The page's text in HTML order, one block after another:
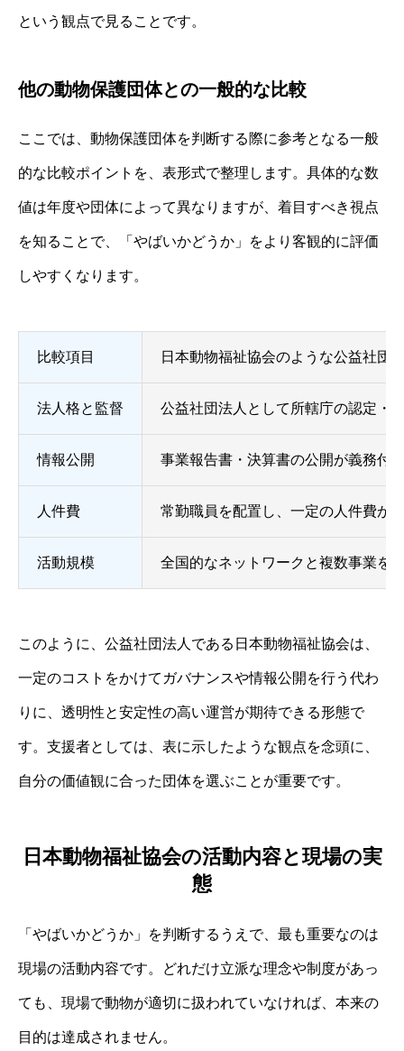
という観点で見ることです。
他の動物保護団体との一般的な比較
ここでは、動物保護団体を判断する際に参考となる一般
的な比較ポイントを、表形式で整理します。具体的な数
値は年度や団体によって異なりますが、着目すべき視点
を知ることで、「やばいかどうか」をより客観的に評価
しやすくなります。
比較項目 日本動物福祉協会のような公益社団
法人格と監督 公益社団法人として所轄庁の認定・
情報公開 事業報告書・決算書の公開が義務付
人件費 常勤職員を配置し、一定の人件費が
活動規模 全国的なネットワークと複数事業を
このように、公益社団法人である日本動物福祉協会は、
一定のコストをかけてガバナンスや情報公開を行う代わ
りに、透明性と安定性の高い運営が期待できる形態で
す。支援者としては、表に示したような観点を念頭に、
自分の価値観に合った団体を選ぶことが重要です。
日本動物福祉協会の活動内容と現場の実
態
「やばいかどうか」を判断するうえで、最も重要なのは
現場の活動内容です。どれだけ立派な理念や制度があっ
ても、現場で動物が適切に扱われていなければ、本来の
目的は達成されません。